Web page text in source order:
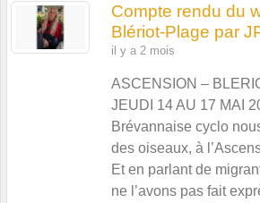
Compte rendu du
Blériot-Plage par
il y a 2 mois
ASCENSION –
JEUDI 14 AU 17 MAI
Brévannaise cyclo
des oiseaux, à
Et en parlant de
ne l’avons pas fait